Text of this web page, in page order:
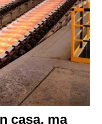
casa, ma